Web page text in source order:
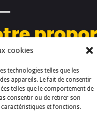
cookies
technologies telles que les
appareils. Le fait de consentir
telles que le comportement de
consentir ou de retirer son
et fonctions.